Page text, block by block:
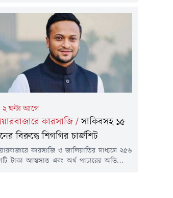
প্রশ্ন তুলেছেন বিএনপির স্থায়ী কমিটির সদস্য ও
স্বরাষ্ট্রমন্ত্রী সালাহউদ্দিন আহমদ।বিবিসি
দেওয়া এক সাক্ষাৎকারে তিনি বলেছেন,
হাসিনাকে ভারত সরকার গণমাধ্যমে কথা বলার
কেন দিল- এটি আমাদের প্রশ্ন।"চব্বিশের
গণ-অভ্যুত্থানে...
২ ঘন্টা আগে
কারসাজি /সাকিবসহ ১৫
বিরুদ্ধে শিগগির চার্জশিট
কারসাজি ও জালিয়াতির মাধ্যমে ২৫৬
টাকা আত্মসাত এবং অর্থ পাচারের অভিযোগে